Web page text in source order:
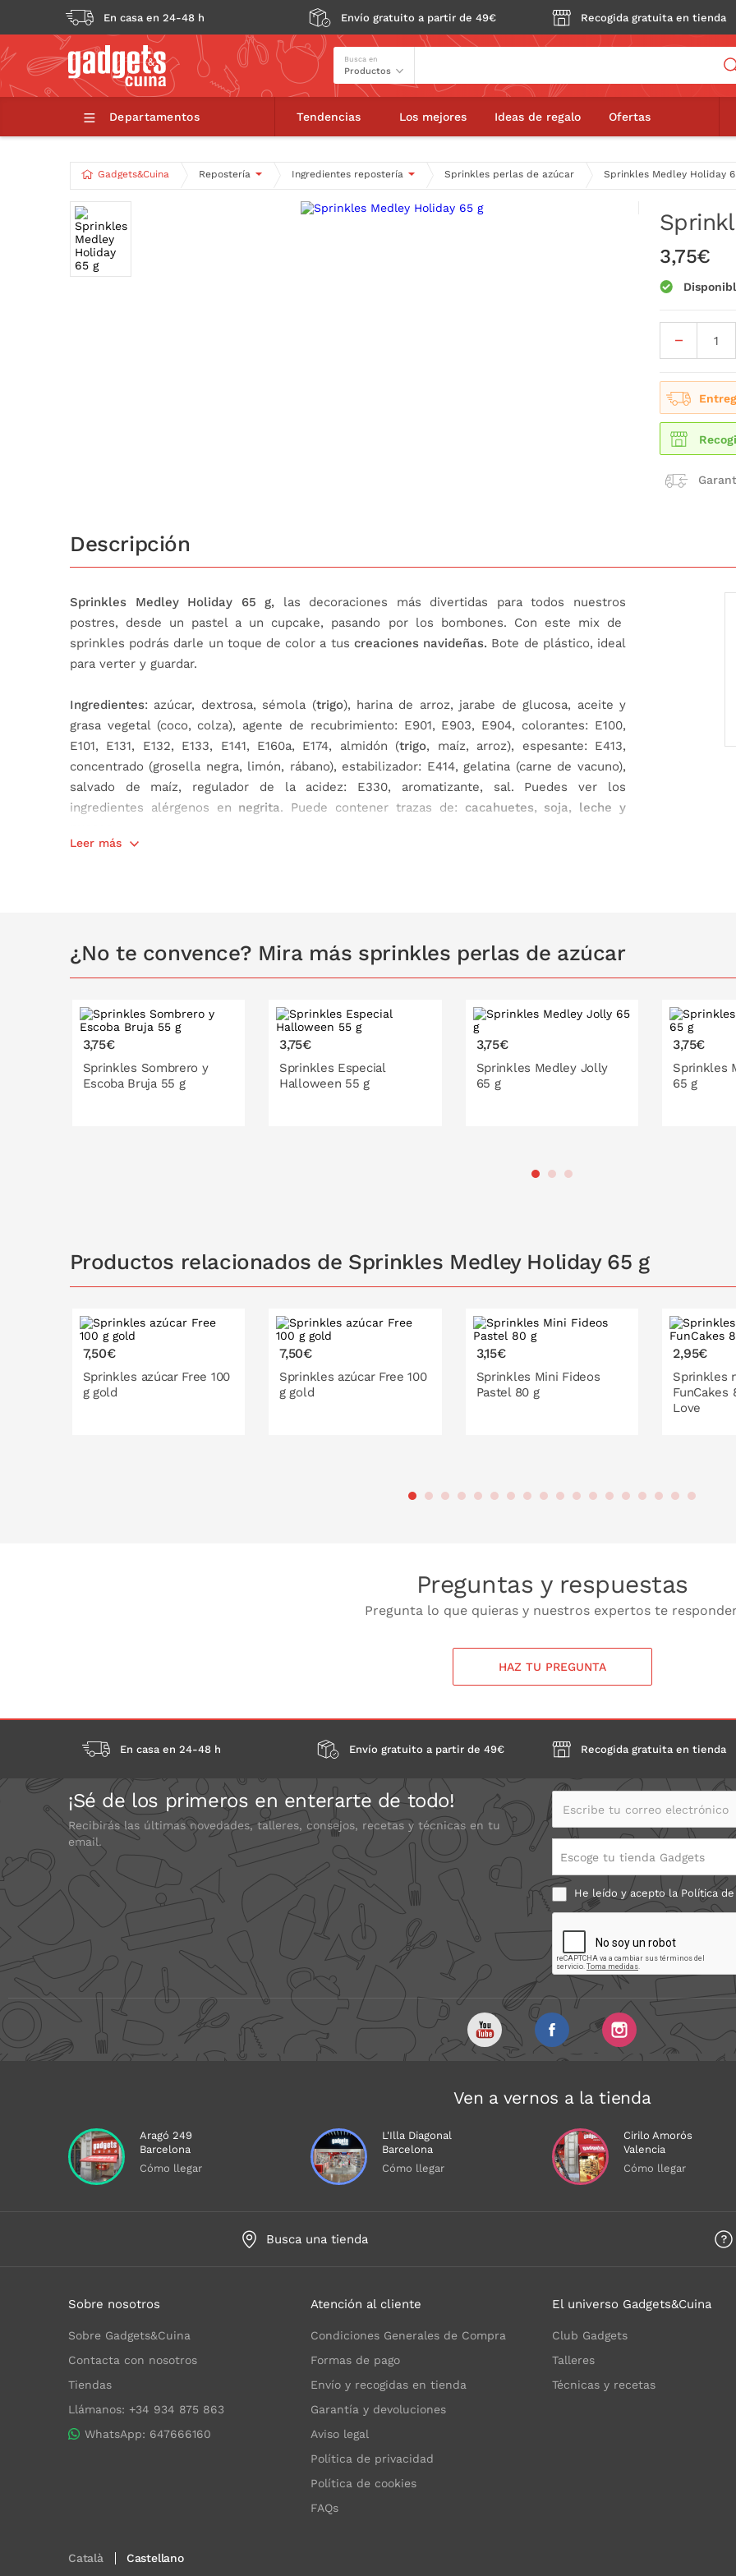
En casa en 24-48 h Envío gratuito a partir de 49€ Recogida gratuita en tienda
Busca en
Departamentos Tendencias Los mejores Ideas de regalo Ofertas
Gadgets&Cuina Repostería Ingredientes repostería Sprinkles perlas de azúcar Sprinkles Medley Holiday
Sprinkles Medley Holiday 65 g
3,75€
Descripción
Sprinkles Medley Holiday 65 g, las decoraciones más divertidas para todos nuestros
postres, desde un pastel a un cupcake, pasando por los bombones. Con este mix de
sprinkles podrás darle un toque de color a tus creaciones navideñas. Bote de plástico, ideal
para verter y guardar.
Ingredientes: azúcar, dextrosa, sémola (trigo), harina de arroz, jarabe de glucosa, aceite y
grasa vegetal (coco, colza), agente de recubrimiento: E901, E903, E904, colorantes: E100,
E101, E131, E132, E133, E141, E160a, E174, almidón (trigo, maíz, arroz), espesante: E413,
concentrado (grosella negra, limón, rábano), estabilizador: E414, gelatina (carne de vacuno),
salvado de maíz, regulador de la acidez: E330, aromatizante, sal. Puedes ver los
ingredientes alérgenos en negrita. Puede contener trazas de: cacahuetes, soja, leche y
Leer más
¿No te convence? Mira más sprinkles perlas de azúcar
3,75€
Sprinkles Sombrero y
Escoba Bruja 55 g
3,75€
Sprinkles Especial
Halloween 55 g
3,75€
Sprinkles Medley Jolly
65 g
3,75€
Sprinkles
65 g
Productos relacionados de Sprinkles Medley Holiday 65 g
7,50€
Sprinkles azúcar Free 100
g gold
7,50€
Sprinkles azúcar Free 100
g gold
PONLO EN LA CESTA
3,15€
Sprinkles Mini Fideos
Pastel 80 g
PONLO EN LA CESTA
2,95€
Sprinkles
FunCakes
Love
Preguntas y respuestas
Pregunta lo que quieras y nuestros expertos te
HAZ TU PREGUNTA
En casa en 24-48 h Envío gratuito a partir de 49€ Recogida gratuita en tienda
¡Sé de los primeros en enterarte de todo!
Recibirás las últimas novedades, talleres, consejos, recetas y técnicas en tu
email.
Escribe tu correo electrónico
Escoge tu tienda Gadgets
He leído y acepto la Política
Ven a vernos a la tienda
Aragó 249
Barcelona
Cómo llegar
L'Illa Diagonal
Barcelona
Cómo llegar
Cirilo Amorós
Valencia
Cómo llegar
Busca una tienda
Sobre nosotros
Sobre Gadgets&Cuina
Contacta con nosotros
Tiendas
Llámanos: +34 934 875 863
WhatsApp: 647666160
Atención al cliente
Condiciones Generales de Compra
Formas de pago
Envío y recogidas en tienda
Garantía y devoluciones
Aviso legal
Política de privacidad
Política de cookies
FAQs
El universo Gadgets&Cuina
Club Gadgets
Talleres
Técnicas y recetas
Català Castellano